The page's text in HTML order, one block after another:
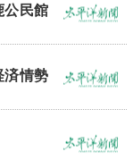
民館
情勢